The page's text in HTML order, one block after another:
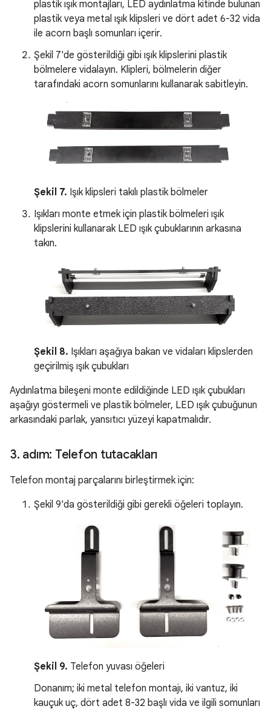
plastik ışık montajları, LED aydınlatma kitinde bulunan
plastik veya metal ışık klipsleri ve dört adet 6-32 vida
ile acorn başlı somunları içerir.
Şekil 7'de gösterildiği gibi ışık klipslerini plastik
bölmelere vidalayın. Klipleri, bölmelerin diğer
tarafındaki acorn somunlarını kullanarak sabitleyin.
Şekil 7. Işık klipsleri takılı plastik bölmeler
Işıkları monte etmek için plastik bölmeleri ışık
klipslerini kullanarak LED ışık çubuklarının arkasına
takın.
Şekil 8. Işıkları aşağıya bakan ve vidaları klipslerden
geçirilmiş ışık çubukları
Aydınlatma bileşeni monte edildiğinde LED ışık çubukları
aşağıyı göstermeli ve plastik bölmeler, LED ışık çubuğunun
arkasındaki parlak, yansıtıcı yüzeyi kapatmalıdır.
3. adım: Telefon tutacakları
Telefon montaj parçalarını birleştirmek için:
Şekil 9'da gösterildiği gibi gerekli öğeleri toplayın.
Şekil 9. Telefon yuvası öğeleri
Donanım; iki metal telefon montajı, iki vantuz, iki
kauçuk uç, dört adet 8-32 başlı vida ve ilgili somunları